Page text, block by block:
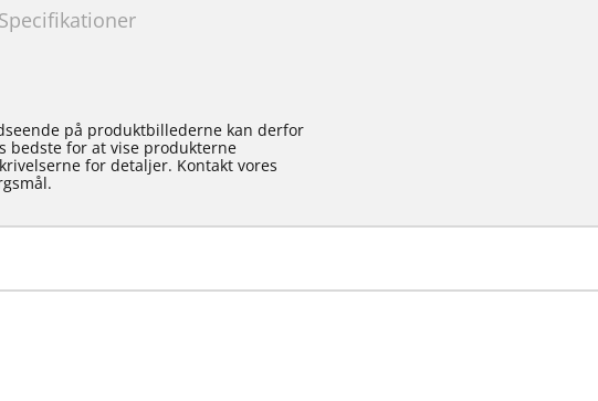
Specifikationer
på produktbillederne kan derfor
bedste for at vise produkterne
for detaljer. Kontakt vores